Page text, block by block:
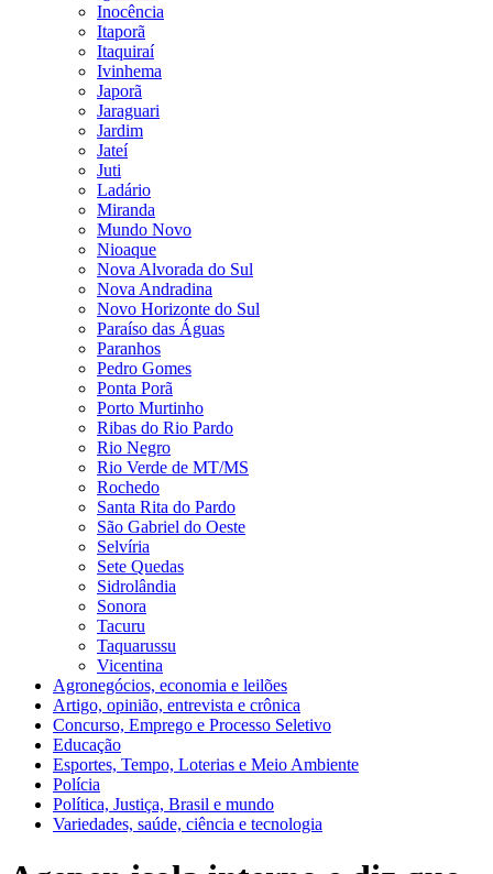
Inocência
Itaporã
Itaquiraí
Ivinhema
Japorã
Jaraguari
Jardim
Jateí
Juti
Ladário
Miranda
Mundo Novo
Nioaque
Nova Alvorada do Sul
Nova Andradina
Novo Horizonte do Sul
Paraíso das Águas
Paranhos
Pedro Gomes
Ponta Porã
Porto Murtinho
Ribas do Rio Pardo
Rio Negro
Rio Verde de MT/MS
Rochedo
Santa Rita do Pardo
São Gabriel do Oeste
Selvíria
Sete Quedas
Sidrolândia
Sonora
Tacuru
Taquarussu
Vicentina
Agronegócios, economia e leilões
Artigo, opinião, entrevista e crônica
Concurso, Emprego e Processo Seletivo
Educação
Esportes, Tempo, Loterias e Meio Ambiente
Polícia
Política, Justiça, Brasil e mundo
Variedades, saúde, ciência e tecnologia